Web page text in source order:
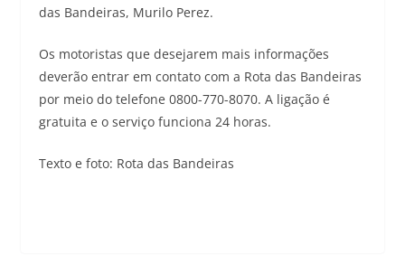
das Bandeiras, Murilo Perez.
Os motoristas que desejarem mais informações
deverão entrar em contato com a Rota das Bandeiras
por meio do telefone 0800-770-8070. A ligação é
gratuita e o serviço funciona 24 horas.
Texto e foto: Rota das Bandeiras